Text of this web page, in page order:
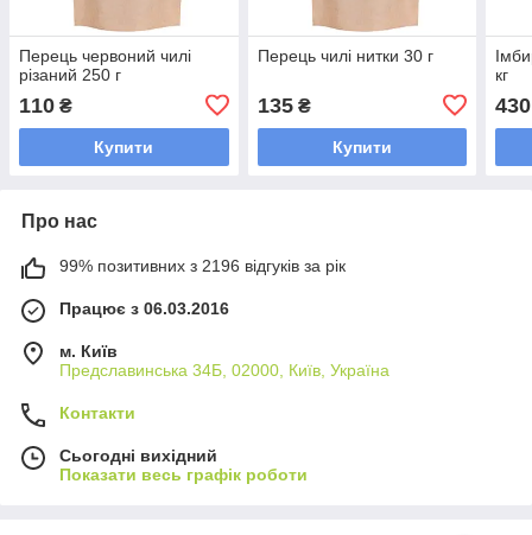
Перець червоний чилі
різаний 250 г
110 ₴
Купити
Перець чилі нитки 30 г
135₴
Купити
кг
430
Про нас
99% позитивних з 2196 відгуків за рік
Працює з 06.03.2016
м. Київ
Предславинська 34Б, 02000, Київ, Україна
Контакти
Сьогодні вихідний
Показати весь графік роботи